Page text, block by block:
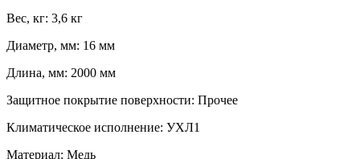
Вес, кг: 3,6 кг
Диаметр, мм: 16 мм
Длина, мм: 2000 мм
Защитное покрытие поверхности: Прочее
Климатическое исполнение: УХЛ1
Материал: Медь